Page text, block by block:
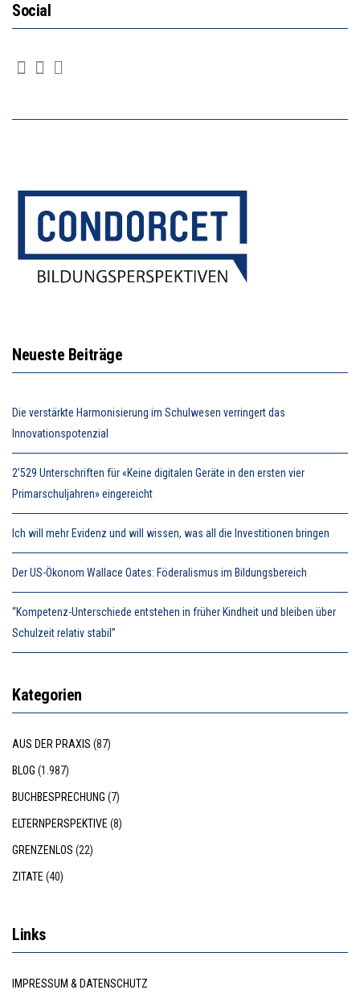
Social
Neueste Beiträge
Die verstärkte Harmonisierung im Schulwesen verringert das
Innovationspotenzial
2’529 Unterschriften für «Keine digitalen Geräte in den ersten vier
Primarschuljahren» eingereicht
Ich will mehr Evidenz und will wissen, was all die Investitionen bringen
Der US-Ökonom Wallace Oates: Föderalismus im Bildungsbereich
“Kompetenz-Unterschiede entstehen in früher Kindheit und bleiben über
Schulzeit relativ stabil”
Kategorien
AUS DER PRAXIS (87)
BLOG (1.987)
BUCHBESPRECHUNG (7)
ELTERNPERSPEKTIVE(8)
GRENZENLOS (22)
ZITATE(40)
Links
IMPRESSUM & DATENSCHUTZ